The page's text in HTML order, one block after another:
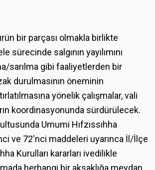
bir parçası olmakla birlikte
sürecinde salgının yayılımını
sarılma gibi faaliyetlerden bir
durulmasının öneminin
yönelik çalışmalar, vali
koordinasyonunda sürdürülecek.
Umumi Hıfzıssıhha
ve 72'nci maddeleri uyarınca İl/İlçe
Kurulları kararları ivedilikle
herhangi bir aksaklığa meydan